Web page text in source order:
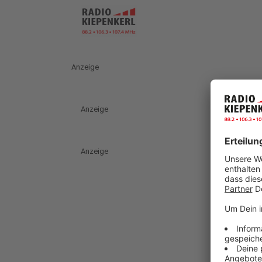
Anzeige
Anzeige
Anzeige